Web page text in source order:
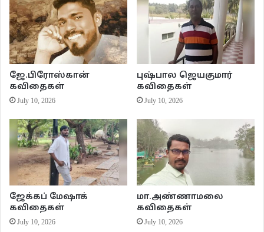
கவனமாக நடந்துகொண்டிருந்தார்கள்
அவதாரச் சகோதரர்கள்.
கவிதைகள்- ந.பெரியசாமி கொடியரல்ல அவர்
சூர்ப்பனகை நெஞ்சேடுஉரைத்தல்
ஜே.பிரோஸ்கான்
கவிதைகள்
July 10, 2026
புஷ்பால ஜெயகுமார்
கவிதைகள்
July 10, 2026
ஜேக்கப் மேஷாக்
கவிதைகள்
July 10, 2026
மா.அண்ணாமலை
கவிதைகள்
July 10, 2026